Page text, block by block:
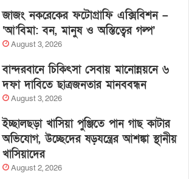
জাজং নকরেকের ফটোগ্রাফি এক্সিবিশন –
‘আ’বিমা: বন, মানুষ ও অস্তিত্বের গল্প’
August 3, 2026
বান্দরবানে চিকিৎসা সেবায় মানোন্নয়নে ৬
দফা দাবিতে ছাত্রজনতার মানববন্ধন
August 3, 2026
ইচ্ছালছড়া খাসিয়া পুঞ্জিতে পান গাছ কাটার
অভিযোগ, উচ্ছেদের ষড়যন্ত্রের আশঙ্কা স্থানীয়
খাসিয়াদের
August 2, 2026